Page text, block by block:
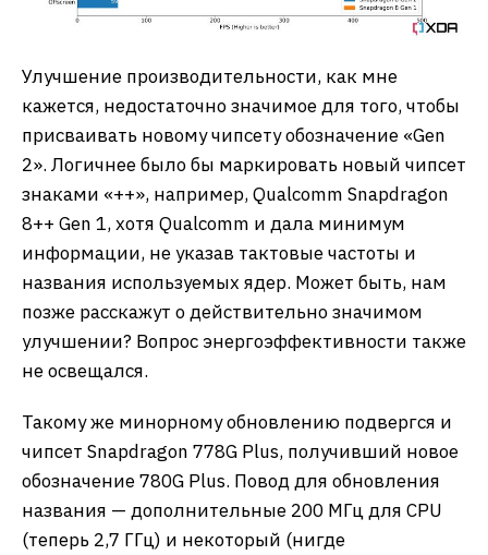
Улучшение производительности, как мне
кажется, недостаточно значимое для того, чтобы
присваивать новому чипсету обозначение «Gen
2». Логичнее было бы маркировать новый чипсет
знаками «++», например, Qualcomm Snapdragon
8++ Gen 1, хотя Qualcomm и дала минимум
информации, не указав тактовые частоты и
названия используемых ядер. Может быть, нам
позже расскажут о действительно значимом
улучшении? Вопрос энергоэффективности также
не освещался.
Такому же минорному обновлению подвергся и
чипсет Snapdragon 778G Plus, получивший новое
обозначение 780G Plus. Повод для обновления
названия — дополнительные 200 МГц для CPU
(теперь 2,7 ГГц) и некоторый (нигде